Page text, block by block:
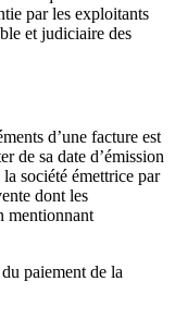
par les exploitants
et judiciaire des
d’une facture est
de sa date d’émission
société émettrice par
dont les
mentionnant
paiement de la